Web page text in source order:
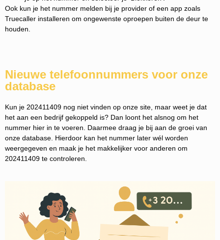
Ook kun je het nummer melden bij je provider of een app zoals
Truecaller installeren om ongewenste oproepen buiten de deur te
houden.
Nieuwe telefoonnummers voor onze
database
Kun je 202411409 nog niet vinden op onze site, maar weet je dat
het aan een bedrijf gekoppeld is? Dan loont het alsnog om het
nummer hier in te voeren. Daarmee draag je bij aan de groei van
onze database. Hierdoor kan het nummer later wél worden
weergegeven en maak je het makkelijker voor anderen om
202411409 te controleren.